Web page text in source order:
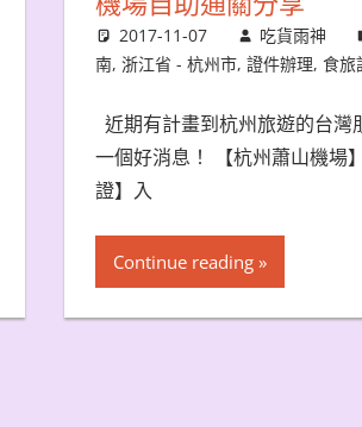
2017-11-07 吃貨雨神
南, 浙江省 - 杭州市, 證件辦理, 食旅
近期有計畫到杭州旅遊的台灣
一個好消息！ 【杭州蕭山機場
證】入
Continue reading